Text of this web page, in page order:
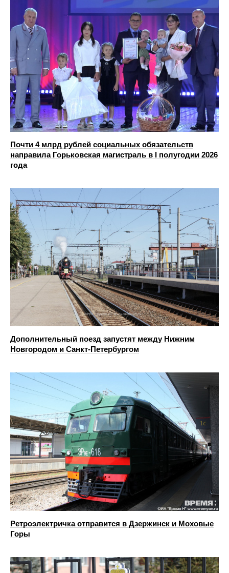
Почти 4 млрд рублей социальных обязательств
направила Горьковская магистраль в I полугодии 2026
года
Дополнительный поезд запустят между Нижним
Новгородом и Санкт-Петербургом
Ретроэлектричка отправится в Дзержинск и Моховые
Горы